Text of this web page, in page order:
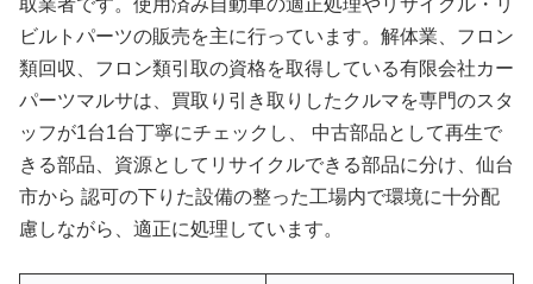
取業者です。使用済み自動車の適正処理やリサイクル・リ
ビルトパーツの販売を主に行っています。解体業、フロン
類回収、フロン類引取の資格を取得している有限会社カー
パーツマルサは、買取り引き取りしたクルマを専門のスタ
ッフが1台1台丁寧にチェックし、 中古部品として再生で
きる部品、資源としてリサイクルできる部品に分け、仙台
市から 認可の下りた設備の整った工場内で環境に十分配
慮しながら、適正に処理しています。